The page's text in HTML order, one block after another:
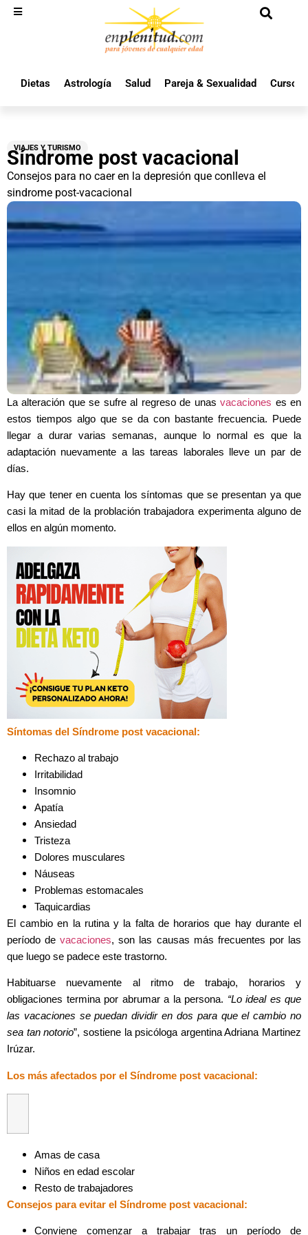
Dietas Astrología Salud Pareja & Sexualidad Cursos
VIAJES Y TURISMO
Síndrome post vacacional
Consejos para no caer en la depresión que conlleva el
sindrome post-vacacional
La alteración que se sufre al regreso de unasvacaciones es en
estos tiempos algo que se da con bastante frecuencia. Puede
llegar a durar varias semanas, aunque lo normal es que la
adaptación nuevamente a las tareas laborales lleve un par de
días.
Hay que tener en cuenta los síntomas que se presentan ya que
casi la mitad de la problación trabajadora experimenta alguno de
ellos en algún momento.
Síntomas del Síndrome post vacacional:
Rechazo al trabajo
Irritabilidad
Insomnio
Apatía
Ansiedad
Tristeza
Dolores musculares
Náuseas
Problemas estomacales
Taquicardias
El cambio en la rutina y la falta de horarios que hay durante el
período devacaciones, son las causas más frecuentes por las
que luego se padece este trastorno.
Habituarse nuevamente al ritmo de trabajo, horarios y
obligaciones termina por abrumar a la persona. “Lo ideal es que
las vacaciones se puedan dividir en dos para que el cambio no
sea tan notorio”, sostiene la psicóloga argentina Adriana Martinez
Irúzar.
Los más afectados por el Síndrome post vacacional:
Amas de casa
Niños en edad escolar
Resto de trabajadores
Consejos para evitar el Síndrome post vacacional:
Conviene comenzar a trabajar tras un período de